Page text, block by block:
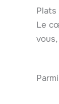
Plats
Le